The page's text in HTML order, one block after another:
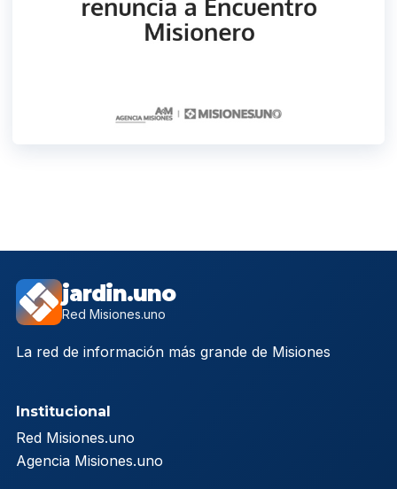
jardin.uno
Red Misiones.uno
La red de información más grande de Misiones
Institucional
Red Misiones.uno
Agencia Misiones.uno